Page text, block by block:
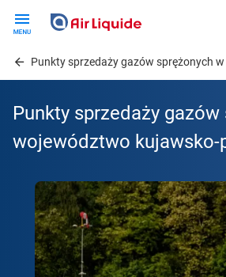
contentPunkty sprzedaży gazów sprężonych
Punkty sprzedaży
województwo kujawsko-